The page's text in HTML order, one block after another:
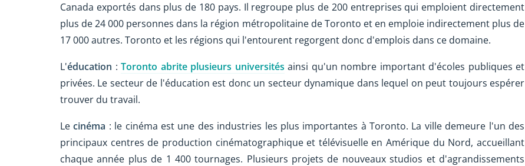
Canada exportés dans plus de 180 pays. Il regroupe plus de 200 entreprises qui emploient directement
plus de 24 000 personnes dans la région métropolitaine de Toronto et en emploie indirectement plus de
17 000 autres. Toronto et les régions qui l'entourent regorgent donc d'emplois dans ce domaine.
L'éducation : Toronto abrite plusieurs universités ainsi qu'un nombre important d'écoles publiques et
privées. Le secteur de l'éducation est donc un secteur dynamique dans lequel on peut toujours espérer
trouver du travail.
Lecinéma : le cinéma est une des industries les plus importantes à Toronto. La ville demeure l'un des
principaux centres de production cinématographique et télévisuelle en Amérique du Nord, accueillant
chaque année plus de 1 400 tournages. Plusieurs projets de nouveaux studios et d'agrandissements